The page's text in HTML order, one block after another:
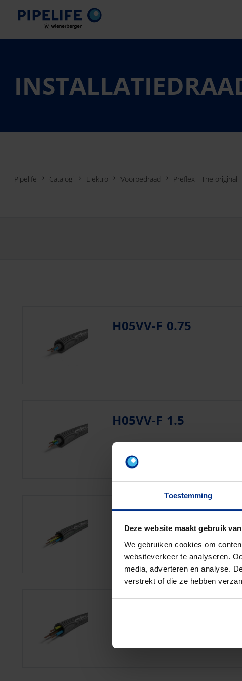
Toestemming
Deze website maakt gebruik
We gebruiken cookies om
websiteverkeer te analyseren.
media, adverteren en analyse.
verstrekt of die ze hebben
Pipelife Catalogi Elektro Voorbedraad Preflex - The original
H05VV-F 0.75
H05VV-F 1.5
VU 2.5